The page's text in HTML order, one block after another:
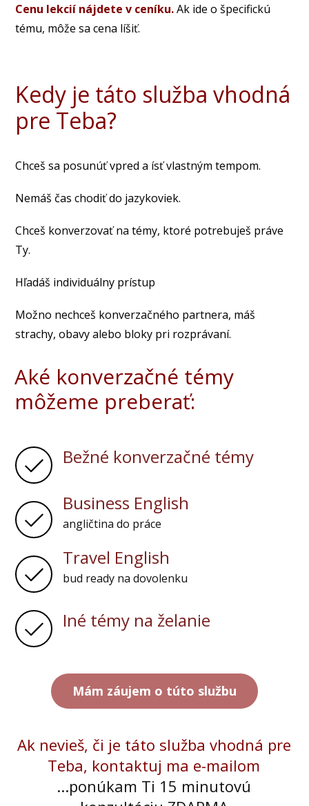
Cenu lekcií nájdete v ceníku.Ak ide o špecifickú
tému, môže sa cena líšiť.
Kedy je táto služba vhodná
pre Teba?
Chceš sa posunúť vpred a ísť vlastným tempom.
Nemáš čas chodiť do jazykoviek.
Chceš konverzovať na témy, ktoré potrebuješ práve
Ty.
Hľadáš individuálny prístup
Možno nechceš konverzačného partnera, máš
strachy, obavy alebo bloky pri rozprávaní.
Aké konverzačné témy
môžeme preberať:
Bežné konverzačné témy
Business English
angličtina do práce
Travel English
bud ready na dovolenku
Iné témy na želanie
Mám záujem o túto službu
Ak nevieš, či je táto služba vhodná pre
Teba, kontaktuj ma e-mailom
...ponúkam Ti 15 minutovú